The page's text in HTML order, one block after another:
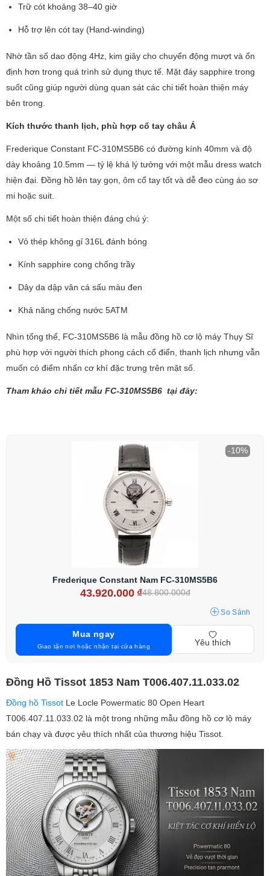
Trữ cót khoảng 38–40 giờ
Hỗ trợ lên cót tay (Hand-winding)
Nhờ tần số dao động 4Hz, kim giây cho chuyển động mượt và ổn
định hơn trong quá trình sử dụng thực tế. Mặt đáy sapphire trong
suốt cũng giúp người dùng quan sát các chi tiết hoàn thiện máy
bên trong.
Kích thước thanh lịch, phù hợp cổ tay châu Á
Frederique Constant FC-310MS5B6 có đường kính 40mm và độ
dày khoảng 10.5mm — tỷ lệ khá lý tưởng với một mẫu dress watch
hiện đại. Đồng hồ lên tay gọn, ôm cổ tay tốt và dễ đeo cùng áo sơ
mi hoặc suit.
Một số chi tiết hoàn thiện đáng chú ý:
Vỏ thép không gỉ 316L đánh bóng
Kính sapphire cong chống trầy
Dây da dập vân cá sấu màu đen
Khả năng chống nước 5ATM
Nhìn tổng thể, FC-310MS5B6 là mẫu đồng hồ cơ lộ máy Thụy Sĩ
phù hợp với người thích phong cách cổ điển, thanh lịch nhưng vẫn
muốn có điểm nhấn cơ khí đặc trưng trên mặt số.
Tham khảo chi tiết mẫu FC-310MS5B6 tại đây:
-10%
Frederique Constant Nam FC-310MS5B6
43.920.000 ₫48.800.000đ
So Sánh
Mua ngay
Giao tận nơi hoặc nhận tại cửa hàng Yêu thích
Đồng Hồ Tissot 1853 Nam T006.407.11.033.02
Đồng hồ Tissot Le Locle Powermatic 80 Open Heart
T006.407.11.033.02 là một trong những mẫu đồng hồ cơ lộ máy
bán chạy và được yêu thích nhất của thương hiệu Tissot.